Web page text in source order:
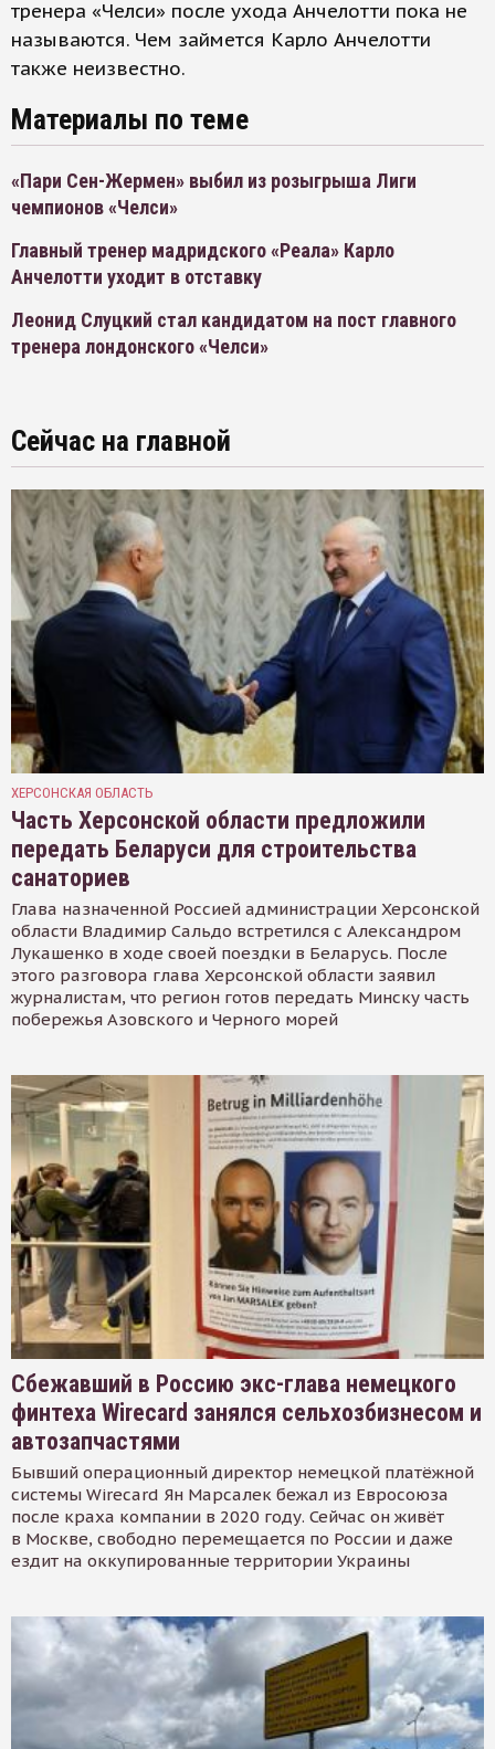
тренера «Челси» после ухода Анчелотти пока не
называются. Чем займется Карло Анчелотти
также неизвестно.
Материалы по теме
«Пари Сен-Жермен» выбил из розыгрыша Лиги
чемпионов «Челси»
Главный тренер мадридского «Реала» Карло
Анчелотти уходит в отставку
Леонид Слуцкий стал кандидатом на пост главного
тренера лондонского «Челси»
Сейчас на главной
ХЕРСОНСКАЯ ОБЛАСТЬ
Часть Херсонской области предложили
передать Беларуси для строительства
санаториев
Глава назначенной Россией администрации Херсонской
области Владимир Сальдо встретился с Александром
Лукашенко в ходе своей поездки в Беларусь. После
этого разговора глава Херсонской области заявил
журналистам, что регион готов передать Минску часть
побережья Азовского и Черного морей
Сбежавший в Россию экс-глава немецкого
финтеха Wirecard занялся сельхозбизнесом и
автозапчастями
Бывший операционный директор немецкой платёжной
системы Wirecard Ян Марсалек бежал из Евросоюза
после краха компании в 2020 году. Сейчас он живёт
в Москве, свободно перемещается по России и даже
ездит на оккупированные территории Украины